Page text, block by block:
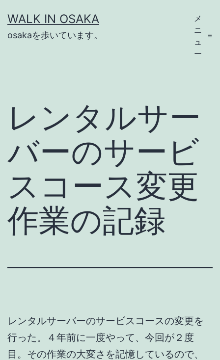
ン
テ
プ
WALK IN OSAKA
osakaを歩いています。
メ
ニ
ュ
ー
レンタルサー
バーのサービ
スコース変更
作業の記録
レンタルサーバーのサービスコースの変更を
行った。４年前に一度やって、今回が２度
目。その作業の大変さを記憶しているので、